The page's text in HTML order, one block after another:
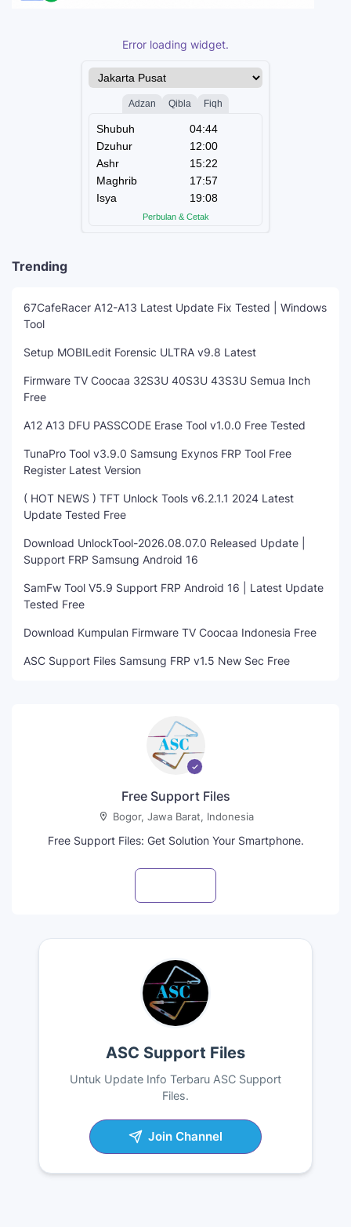
Error loading widget.
Trending
67CafeRacer A12-A13 Latest Update Fix Tested | Windows
Tool
Setup MOBILedit Forensic ULTRA v9.8 Latest
Firmware TV Coocaa 32S3U 40S3U 43S3U Semua Inch
Free
A12 A13 DFU PASSCODE Erase Tool v1.0.0 Free Tested
TunaPro Tool v3.9.0 Samsung Exynos FRP Tool Free
Register Latest Version
( HOT NEWS ) TFT Unlock Tools v6.2.1.1 2024 Latest
Update Tested Free
Download UnlockTool-2026.08.07.0 Released Update |
Support FRP Samsung Android 16
SamFw Tool V5.9 Support FRP Android 16 | Latest Update
Tested Free
Download Kumpulan Firmware TV Coocaa Indonesia Free
ASC Support Files Samsung FRP v1.5 New Sec Free
Free Support Files
Bogor, Jawa Barat, Indonesia
Free Support Files: Get Solution Your Smartphone.
ASC Support Files
Untuk Update Info Terbaru ASC Support
Files.
Join Channel